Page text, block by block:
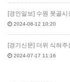
[경인일보] 수원 못골
2024-08-12 10:20
[경기신문] 더위 식혀
2024-07-17 11:16